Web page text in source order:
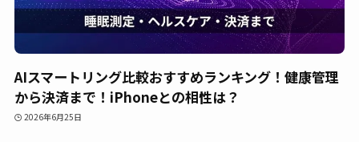
AIスマートリング比較おすすめランキング！健康管理
から決済まで！iPhoneとの相性は？
2026年6月25日